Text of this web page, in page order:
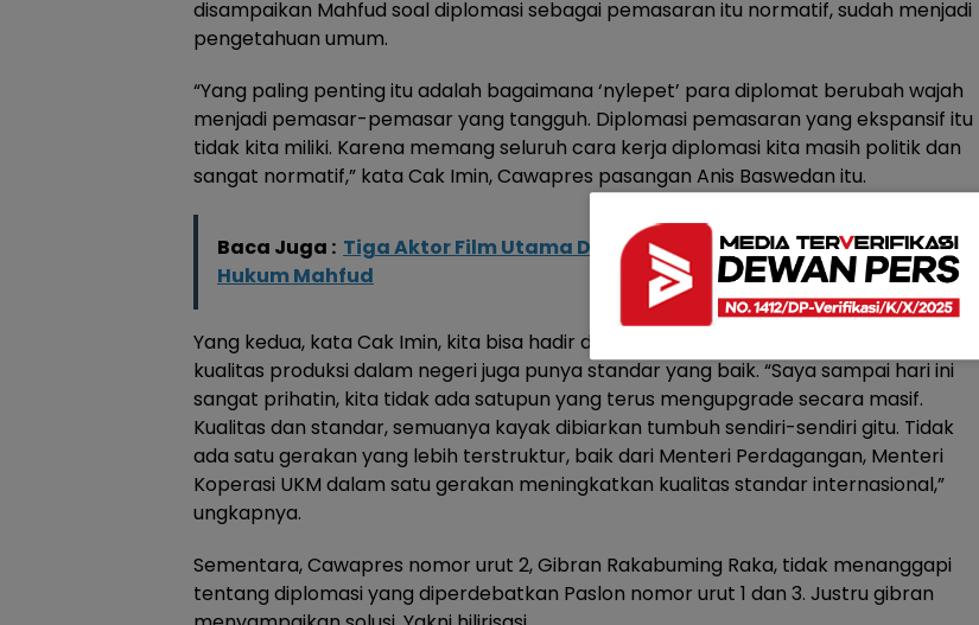
disampaikan Mahfud soal diplomasi sebagai pemasaran itu normatif, sudah menjadi
pengetahuan umum.
“Yang paling penting itu adalah bagaimana ‘nylepet’ para diplomat berubah wajah
menjadi pemasar-pemasar yang tangguh. Diplomasi pemasaran yang ekspansif itu
tidak kita miliki. Karena memang seluruh cara kerja diplomasi kita masih politik dan
sangat normatif,” kata Cak Imin, Cawapres pasangan Anis Baswedan itu.
Baca Juga : Tiga Aktor Film Utama Dirty Vote Ternyata Tim Reformasi
Hukum Mahfud
Yang kedua, kata Cak Imin, kita bisa hadir di dalam dunia perdagangan global, kalau
kualitas produksi dalam negeri juga punya standar yang baik. “Saya sampai hari ini
sangat prihatin, kita tidak ada satupun yang terus mengupgrade secara masif.
Kualitas dan standar, semuanya kayak dibiarkan tumbuh sendiri-sendiri gitu. Tidak
ada satu gerakan yang lebih terstruktur, baik dari Menteri Perdagangan, Menteri
Koperasi UKM dalam satu gerakan meningkatkan kualitas standar internasional,”
ungkapnya.
Sementara, Cawapres nomor urut 2, Gibran Rakabuming Raka, tidak menanggapi
tentang diplomasi yang diperdebatkan Paslon nomor urut 1 dan 3. Justru gibran